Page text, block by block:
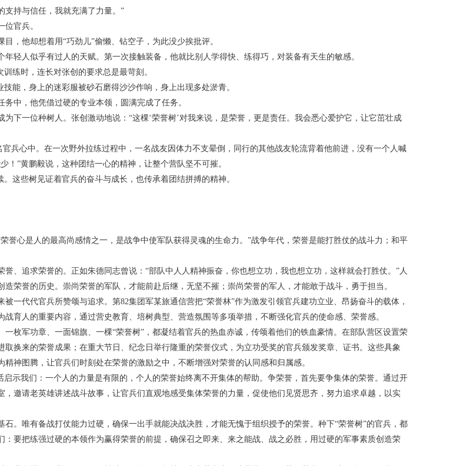
支持与信任，我就充满了力量。”
官兵。
，他却想着用“巧劲儿”偷懒、钻空子，为此没少挨批评。
轻人似乎有过人的天赋。第一次接触装备，他就比别人学得快、练得巧，对装备有天生的敏感。
练时，连长对张创的要求总是最苛刻。
能，身上的迷彩服被砂石磨得沙沙作响，身上出现多处淤青。
中，他凭借过硬的专业本领，圆满完成了任务。
下一位种树人。张创激动地说：“这棵‘荣誉树’对我来说，是荣誉，更是责任。我会悉心爱护它，让它茁壮成
官兵心中。在一次野外拉练过程中，一名战友因体力不支晕倒，同行的其他战友轮流背着他前进，没有一个人喊
！”黄鹏毅说，这种团结一心的精神，让整个营队坚不可摧。
这些树见证着官兵的奋斗与成长，也传承着团结拼搏的精神。
誉心是人的最高尚感情之一，是战争中使军队获得灵魂的生命力。”战争年代，荣誉是能打胜仗的战斗力；和平
、追求荣誉的。正如朱德同志曾说：“部队中人人精神振奋，你也想立功，我也想立功，这样就会打胜仗。”人
造荣誉的历史。崇尚荣誉的军队，才能前赴后继，无坚不摧；崇尚荣誉的军人，才能敢于战斗，勇于担当。
一代代官兵所赞颂与追求。第82集团军某旅通信营把“荣誉林”作为激发引领官兵建功立业、昂扬奋斗的载体，
育人的重要内容，通过营史教育、培树典型、营造氛围等多项举措，不断强化官兵的使命感、荣誉感。
枚军功章、一面锦旗、一棵“荣誉树”，都凝结着官兵的热血赤诚，传颂着他们的铁血豪情。在部队营区设置荣
取换来的荣誉成果；在重大节日、纪念日举行隆重的荣誉仪式，为立功受奖的官兵颁发奖章、证书。这些具象
神图腾，让官兵们时刻处在荣誉的激励之中，不断增强对荣誉的认同感和归属感。
启示我们：一个人的力量是有限的，个人的荣誉始终离不开集体的帮助。争荣誉，首先要争集体的荣誉。通过开
，邀请老英雄讲述战斗故事，让官兵们直观地感受集体荣誉的力量，促使他们见贤思齐，努力追求卓越，以实
。唯有备战打仗能力过硬，确保一出手就能决战决胜，才能无愧于组织授予的荣誉。种下“荣誉树”的官兵，都
：要把练强过硬的本领作为赢得荣誉的前提，确保召之即来、来之能战、战之必胜，用过硬的军事素质创造荣